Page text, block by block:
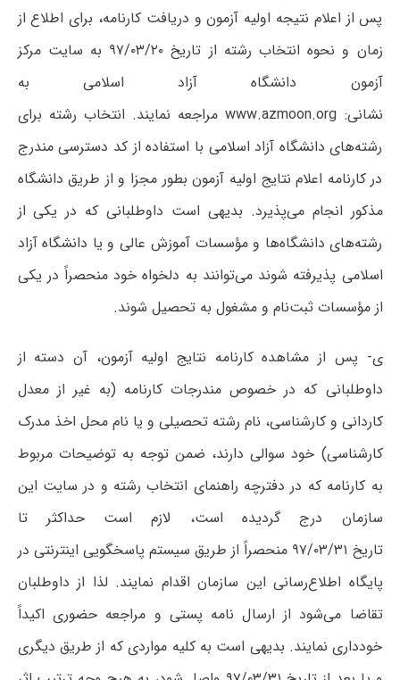
پس از اعلام نتیجه اولیه آزمون و دریافت کارنامه، برای اطلاع از
زمان و نحوه انتخاب رشته از تاریخ ۹۷/۰۳/۲۰ به سایت مرکز
آزمون دانشگاه آزاد اسلامی به
نشانی: www.azmoon.orgمراجعه نمایند. انتخاب رشته برای
رشته‌های دانشگاه آزاد اسلامی با استفاده از کد دسترسی مندرج
در کارنامه اعلام نتایج اولیه آزمون بطور مجزا و از طریق دانشگاه
مذکور انجام می‌پذیرد. بدیهی است داوطلبانی که در یکی از
رشته‌های دانشگاه‌ها و مؤسسات آموزش عالی و یا دانشگاه آزاد
اسلامی پذیرفته شوند می‌توانند به دلخواه خود منحصراً در یکی
از مؤسسات ثبت‌نام و مشغول به تحصیل شوند.
ی- پس از مشاهده کارنامه نتایج اولیه آزمون، آن دسته از
داوطلبانی که در خصوص مندرجات کارنامه (به غیر از معدل
کاردانی و کارشناسی، نام رشته تحصیلی و یا نام محل اخذ مدرک
کارشناسی) خود سوالی دارند، ضمن توجه به توضیحات مربوط
به کارنامه که در دفترچه راهنمای انتخاب رشته و در سایت این
سازمان درج گردیده است، لازم است حداکثر تا
تاریخ ۹۷/۰۳/۳۱ منحصراً از طریق سیستم پاسخگویی اینترنتی در
پایگاه اطلاع‌رسانی این سازمان اقدام نمایند. لذا از داوطلبان
تقاضا می‌شود از ارسال نامه پستی و مراجعه حضوری اکیداً
خودداری نمایند. بدیهی است به کلیه مواردی که از طریق دیگری